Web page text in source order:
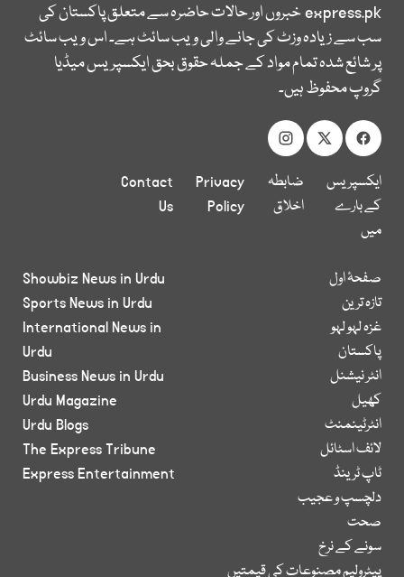
express.pkخبروں اور حالات حاضرہ سے متعلق پاکستان کی
سب سے زیادہ وزٹ کی جانے والی ویب سائٹ ہے۔ اس ویب سائٹ
پر شائع شدہ تمام مواد کے جملہ حقوق بحق ایکسپریس میڈیا
گروپ محفوظ ہیں۔
ایکسپریس
کے بارے
میں
ضابطہ
اخلاق
Privacy
Policy
Contact
Us
صفحۂ اول
تازہ ترین
غزہ لہو لہو
پاکستان
انٹر نیشنل
کھیل
انٹرٹینمنٹ
لائف اسٹائل
ٹاپ ٹرینڈ
دلچسپ و عجیب
صحت
سونے کے نرخ
پیٹرولیم مصنوعات کی قیمتیں
Showbiz News in Urdu
Sports News in Urdu
International News in
Urdu
Business News in Urdu
Urdu Magazine
Urdu Blogs
The Express Tribune
Express Entertainment